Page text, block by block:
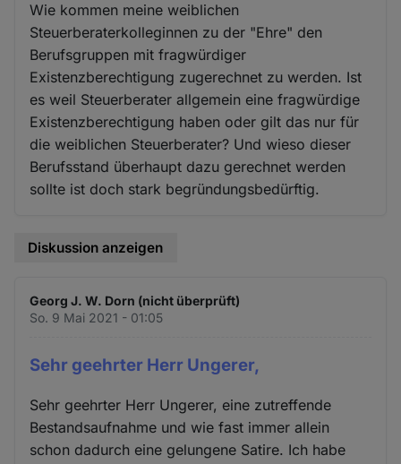
Wie kommen meine weiblichen
Steuerberaterkolleginnen zu der "Ehre" den
Berufsgruppen mit fragwürdiger
Existenzberechtigung zugerechnet zu werden. Ist
es weil Steuerberater allgemein eine fragwürdige
Existenzberechtigung haben oder gilt das nur für
die weiblichen Steuerberater? Und wieso dieser
Berufsstand überhaupt dazu gerechnet werden
sollte ist doch stark begründungsbedürftig.
Diskussion anzeigen
Georg J. W. Dorn (nicht überprüft)
So. 9 Mai 2021 - 01:05
Sehr geehrter Herr Ungerer,
Sehr geehrter Herr Ungerer, eine zutreffende
Bestandsaufnahme und wie fast immer allein
schon dadurch eine gelungene Satire. Ich habe